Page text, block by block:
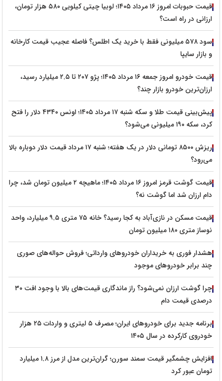
قیمت حبوبات امروز ۱۶ مرداد ۱۴۰۵؛ لوبیا چیتی کیلویی ۵۸۰ هزار تومان،
ارزانی در راه است؟
سود ۵۷۸ میلیونی فقط با خرید یک اطلس؟ فاصله عجیب قیمت کارخانه
و بازار سایپا
قیمت خودرو امروز جمعه ۱۶ مرداد ۱۴۰۵؛ پژو ۲۰۷ تا ۲.۵ میلیارد رسید،
ارزان‌ترین خودرو بازار چند؟
پیش‌بینی قیمت طلا و سکه شنبه ۱۷ مرداد ۱۴۰۵؛ اونس ۴۳۴۰ دلار را فتح
کرد، سکه ۱۹۰ میلیونی می‌شود؟
ریزش ۸۵۰۰ تومانی دلار در یک هفته؛ شنبه ۱۷ مرداد قیمت دلار دوباره بالا
می‌رود؟
قیمت گوشت قرمز امروز ۱۶ مرداد ۱۴۰۵؛ ماهیچه ۲ میلیون تومان شد، چرا
دام ارزان شد اما گوشت نه؟
قیمت مسکن در نازی‌آباد به کجا رسید؟ خانه ۷۵ متری ۹.۵ میلیارد، واحد
نوساز متری ۱۸۰ میلیون تومان
هشدار فوری به خریداران خودروهای وارداتی؛ فروش حواله‌های صوری
چند برابر خودروهای موجود
چرا گوشت ارزان نمی‌شود؟ راز ماندگاری قیمت‌های بالا با وجود افت ۳۰
درصدی قیمت دام
برنامه جدید برای خودروهای ایران؛ مصرف ۵ لیتری و واردات ۲۵ هزار
خودروی کارکرده در سال ۱۴۰۵
افزایش چشمگیر قیمت سمند سورن؛ گران‌ترین مدل از مرز ۱.۸ میلیارد
تومان عبور کرد